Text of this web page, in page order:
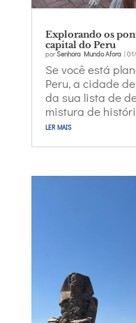
Explorando os
capital do Peru
porSenhora Mundo Afora|
Se você está
Peru, a cidade
da sua lista de
mistura de
ler mais